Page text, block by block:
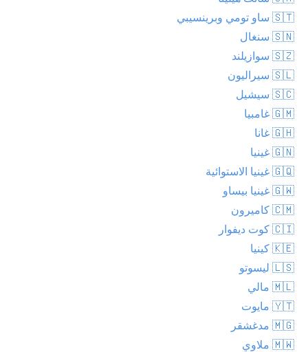
🇸🇹 ساو تومي وبرينسيبي
🇸🇳 سنغال
🇸🇿 سوازيلند
🇸🇱 سيراليون
🇸🇨 سيشيل
🇬🇲 غامبيا
🇬🇭 غانا
🇬🇳 غينيا
🇬🇶 غينيا الاستوائية
🇬🇼 غينيا بيساو
🇨🇲 كاميرون
🇨🇮 كوت ديفوار
🇰🇪 كينيا
🇱🇸 ليسوتو
🇲🇱 مالي
🇾🇹 مايوت
🇲🇬 مدغشقر
🇲🇼 ملاوي